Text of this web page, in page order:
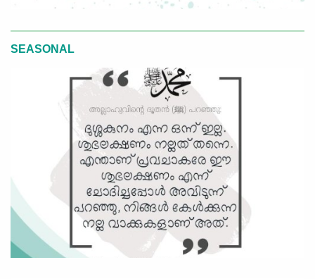
SEASONAL